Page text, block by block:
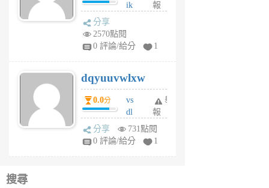
ik
tu
6
個
月
前
報
分享
2570點閱
0 評論/給分
1
dqyuuvwlxw
0.0分
vs
dl
sq
fy
舉
報
分享
731點閱
0 評論/給分
1
搜尋